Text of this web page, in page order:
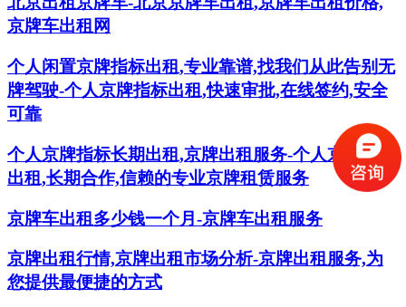
京牌车出租网
个人闲置京牌指标出租,专业靠谱,找我们从此告别无
牌驾驶-个人京牌指标出租,快速审批,在线签约,安全
可靠
个人京牌指标长期出租,京牌出租服务-个人京牌指标
出租,长期合作,信赖的专业京牌租赁服务
京牌车出租多少钱一个月-京牌车出租服务
京牌出租行情,京牌出租市场分析-京牌出租服务,为
您提供最便捷的方式